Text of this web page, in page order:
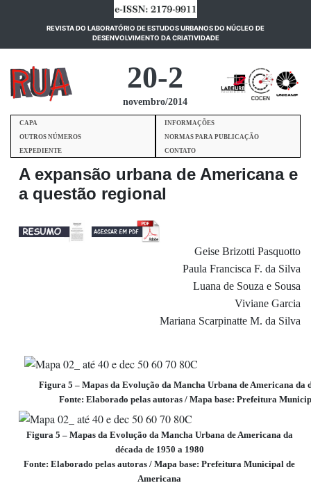
REVISTA DO LABORATÓRIO DE ESTUDOS URBANOS DO NÚCLEO DE
DESENVOLVIMENTO DA CRIATIVIDADE(current)
20-2
novembro/2014
CAPA
INFORMAÇÕES
OUTROS NÚMEROS
NORMAS PARA PUBLICAÇÃO
EXPEDIENTE
CONTATO
A expansão urbana de Americana e
a questão regional
Geise Brizotti Pasquotto
Paula Francisca F. da Silva
Luana de Souza e Sousa
Viviane Garcia
Mariana Scarpinatte M. da Silva
Figura 5 – Mapas da Evolução da Mancha Urbana de Americana da
Fonte: Elaborado pelas autoras / Mapa base: Prefeitura
Figura 5 – Mapas da Evolução da Mancha Urbana de Americana da
década de 1950 a 1980
Fonte: Elaborado pelas autoras / Mapa base: Prefeitura Municipal de
Americana